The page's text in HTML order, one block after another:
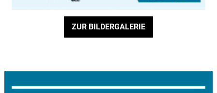
ZUR BILDERGALERIE